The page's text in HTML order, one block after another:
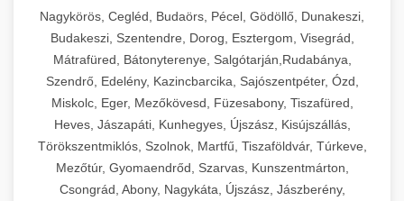
chef-iparikonyhagepek.hu
élelmiszer-előkészítéshez. Különböző reszelési
méretek különböző alkalmazásokhoz.
chef-iparikonyhagepek.hu
kereskedelmi sajtreszelő
🍳 28. Nagykonyhai
Berendezések
+
Teljes körű nagykonyhai berendezések és
professzionális vendéglátóipari kellékek.
Minden, ami szükséges éttermi és catering
műveletekhez.
Nagykörös, Cegléd, Budaörs, Pécel, Gödöllő, Dunakeszi,
Budakeszi, Szentendre, Dorog, Esztergom, Visegrád,
Mátrafüred, Bátonyterenye, Salgótarján,Rudabánya,
Szendrő, Edelény, Kazincbarcika, Sajószentpéter, Ózd,
Miskolc, Eger, Mezőkövesd, Füzesabony, Tiszafüred,
Heves, Jászapáti, Kunhegyes, Újszász, Kisújszállás,
Törökszentmiklós, Szolnok, Martfű, Tiszaföldvár, Túrkeve,
Mezőtúr, Gyomaendrőd, Szarvas, Kunszentmárton,
Csongrád, Abony, Nagykáta, Újszász, Jászberény,